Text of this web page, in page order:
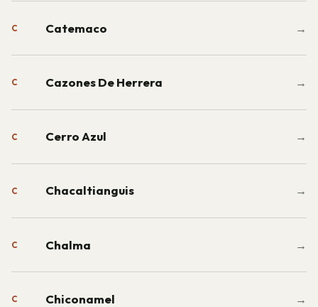
C Catemaco →
C Cazones De Herrera →
C Cerro Azul →
C Chacaltianguis →
C Chalma →
C Chiconamel →